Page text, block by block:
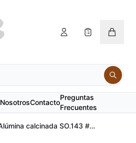
NosotrosContacto
Preguntas
Frecuentes
Alúmina calcinada SO.143 #100